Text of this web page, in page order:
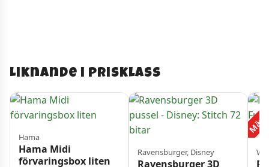
Liknande i prisklass
Hama
Hama Midi
förvaringsbox liten
Ravensburger, Disney
Ravensburger 3D